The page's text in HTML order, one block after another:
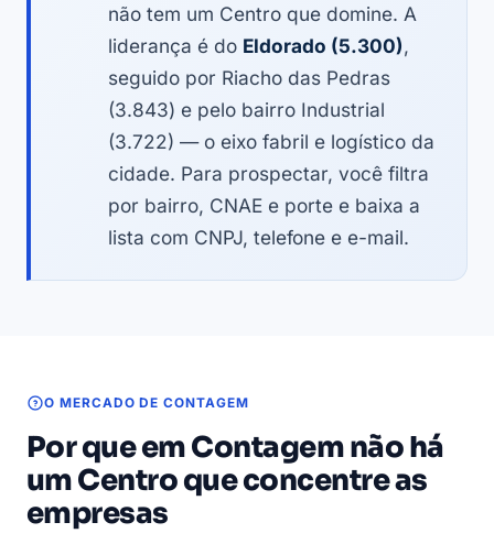
não tem um Centro que domine. A
liderança é do Eldorado (5.300),
seguido por Riacho das Pedras
(3.843) e pelo bairro Industrial
(3.722) — o eixo fabril e logístico da
cidade. Para prospectar, você filtra
por bairro, CNAE e porte e baixa a
lista com CNPJ, telefone e e-mail.
O MERCADO DE CONTAGEM
Por que em Contagem não há
um Centro que concentre as
empresas